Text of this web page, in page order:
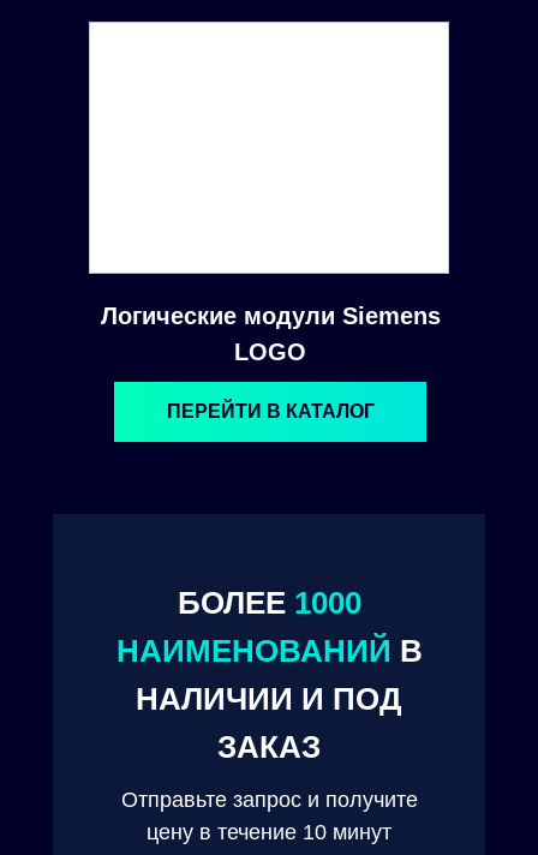
БОЛЕЕ 1000
НАИМЕНОВАНИЙ В
НАЛИЧИИ И ПОД
ЗАКАЗ
Отправьте запрос и получите
цену в течение 10 минут
Логические модули Siemens
LOGO
ПЕРЕЙТИ В КАТАЛОГ